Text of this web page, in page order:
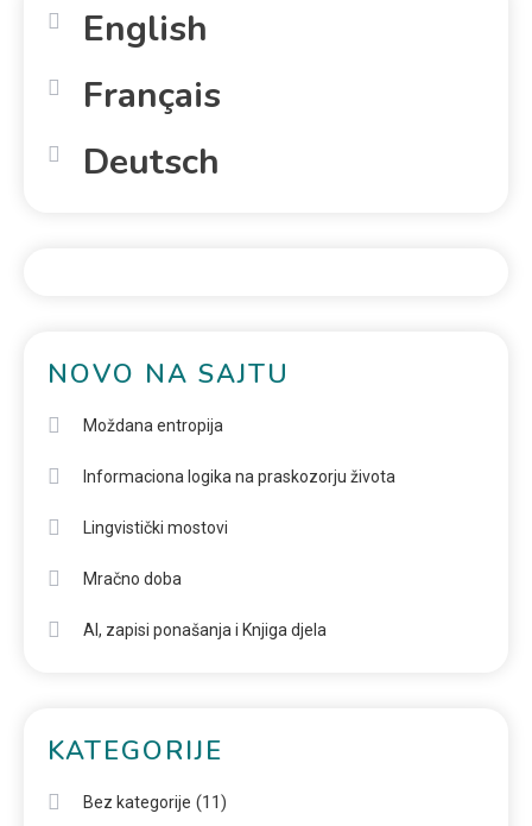
English
Français
Deutsch
NOVO NA SAJTU
Moždana entropija
Informaciona logika na praskozorju života
Lingvistički mostovi
Mračno doba
AI, zapisi ponašanja i Knjiga djela
KATEGORIJE
Bez kategorije (11)